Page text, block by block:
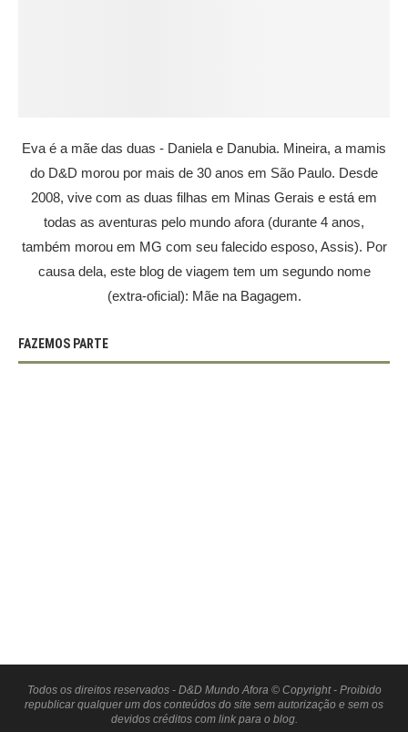
Eva é a mãe das duas - Daniela e Danubia. Mineira, a mamis
do D&D morou por mais de 30 anos em São Paulo. Desde
2008, vive com as duas filhas em Minas Gerais e está em
todas as aventuras pelo mundo afora (durante 4 anos,
também morou em MG com seu falecido esposo, Assis). Por
causa dela, este blog de viagem tem um segundo nome
(extra-oficial): Mãe na Bagagem.
FAZEMOS PARTE
Todos os direitos reservados - D&D Mundo Afora © Copyright - Proibido
republicar qualquer um dos conteúdos do site sem autorização e sem os
devidos créditos com link para o blog.